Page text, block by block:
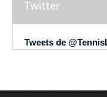
Twitter
Tweets de